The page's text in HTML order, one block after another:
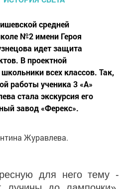
средней
№2 имени Героя
идет защита
В проектной
всех классов. Так,
работы ученика 3 «А»
стала экскурсия его
завод «Ферекс».
Журавлева.
для него тему -